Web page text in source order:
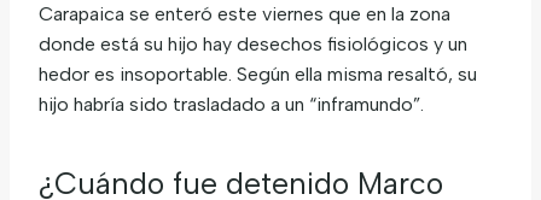
Carapaica se enteró este viernes que en la zona
donde está su hijo hay desechos fisiológicos y un
hedor es insoportable. Según ella misma resaltó, su
hijo habría sido trasladado a un “inframundo”.
¿Cuándo fue detenido Marco